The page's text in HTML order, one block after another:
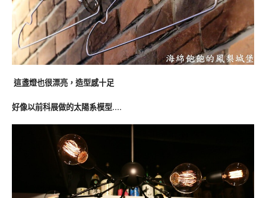
這盞燈也很漂亮，造型感十足
好像以前科展做的太陽系模型….